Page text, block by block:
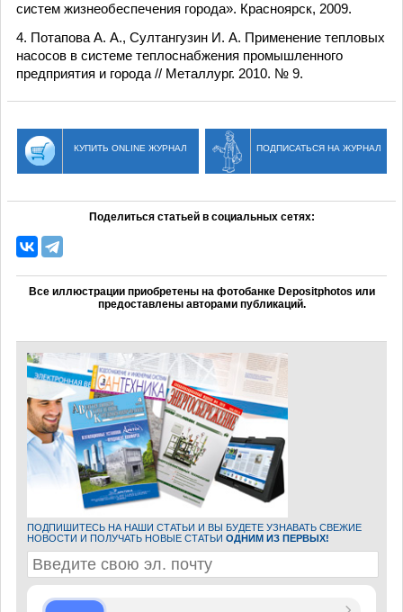
систем жизнеобеспечения города». Красноярск, 2009.
4. Потапова А. А., Султангузин И. А. Применение тепловых
насосов в системе теплоснабжения промышленного
предприятия и города // Металлург. 2010. № 9.
КУПИТЬ ONLINE ЖУРНАЛ ПОДПИСАТЬСЯ НА ЖУРНАЛ
Поделиться статьей в социальных сетях:
Все иллюстрации приобретены на фотобанке Depositphotos или
предоставлены авторами публикаций.
ПОДПИШИТЕСЬ НА НАШИ СТАТЬИ И ВЫ БУДЕТЕ УЗНАВАТЬ СВЕЖИЕ
НОВОСТИ И ПОЛУЧАТЬ НОВЫЕ СТАТЬИ ОДНИМ ИЗ ПЕРВЫХ!